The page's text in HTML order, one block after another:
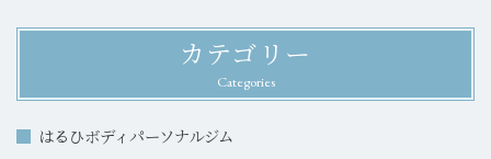
カテゴリー
Categories
はるひボディパーソナルジム